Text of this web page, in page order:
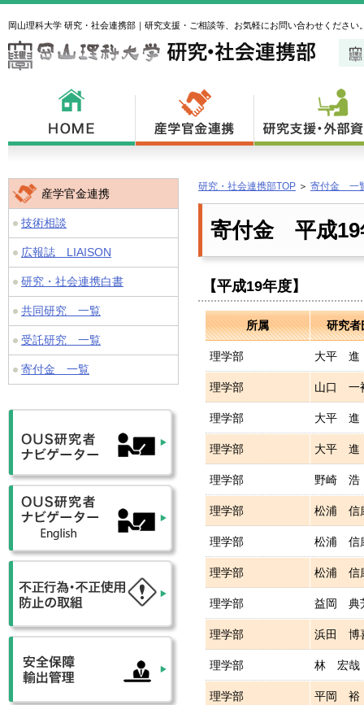
岡山理科大学 研究・社会連携部｜研究支援・ご相談等、お気軽にお問い合わせください
研究・社会連携部TOP ＞ 寄付金 一
寄付金 平成19
【平成19年度】
所属 研究者
理学部 大平 進
理学部 山口 一
理学部 大平 進
理学部 大平 進
理学部 野崎 浩
理学部 松浦 信
理学部 松浦 信
理学部 松浦 信
理学部 益岡 典
理学部 浜田 博
理学部 林 宏哉
理学部 平岡 裕
産学官金連携
技術相談
広報誌 LIAISON
研究・社会連携白書
共同研究 一覧
受託研究 一覧
寄付金 一覧